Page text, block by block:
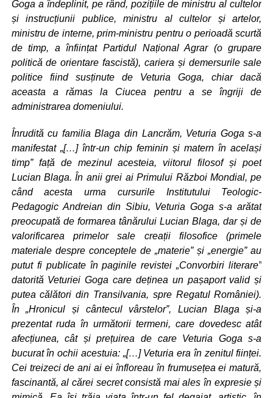
Goga a îndeplinit, pe rând, pozițiile de ministru al cultelor
și instrucțiunii publice, ministru al cultelor și artelor,
ministru de interne, prim-ministru pentru o perioadă scurtă
de timp, a înființat Partidul Național Agrar (o grupare
politică de orientare fascistă), cariera și demersurile sale
politice fiind susținute de Veturia Goga, chiar dacă
aceasta a rămas la Ciucea pentru a se îngriji de
administrarea domeniului.
Înrudită cu familia Blaga din Lancrăm, Veturia Goga s-a
manifestat „[…] într-un chip feminin și matern în același
timp” față de mezinul acesteia, viitorul filosof și poet
Lucian Blaga. În anii grei ai Primului Război Mondial, pe
când acesta urma cursurile Institutului Teologic-
Pedagogic Andreian din Sibiu, Veturia Goga s-a arătat
preocupată de formarea tânărului Lucian Blaga, dar și de
valorificarea primelor sale creații filosofice (primele
materiale despre conceptele de „materie” și „energie” au
putut fi publicate în paginile revistei „Convorbiri literare”
datorită Veturiei Goga care deținea un pașaport valid și
putea călători din Transilvania, spre Regatul României).
În „Hronicul și cântecul vârstelor”, Lucian Blaga și-a
prezentat ruda în următorii termeni, care dovedesc atât
afecțiunea, cât și prețuirea de care Veturia Goga s-a
bucurat în ochii acestuia: „[…] Veturia era în zenitul ființei.
Cei treizeci de ani ai ei înfloreau în frumusețea ei matură,
fascinantă, al cărei secret consistă mai ales în expresie și